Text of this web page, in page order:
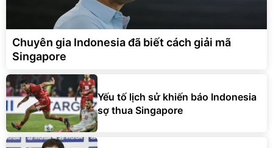
Chuyên gia Indonesia đã biết cách giải mã
Singapore
Yếu tố lịch sử khiến báo Indonesia
sợ thua Singapore